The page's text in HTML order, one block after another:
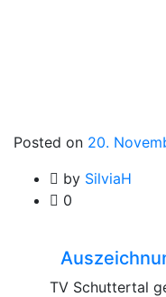
Posted on 20.
by SilviaH
0
TV Schuttertal